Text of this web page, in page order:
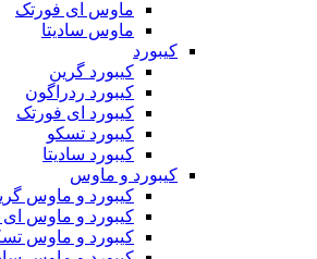
ماوس ای فورتک
ماوس سادیتا
کیبورد
کیبورد گرین
کیبورد ردراگون
کیبورد ای فورتک
کیبورد تسکو
کیبورد سادیتا
کیبورد و ماوس
کیبورد و ماوس
کیبورد و ماوس
کیبورد و ماوس